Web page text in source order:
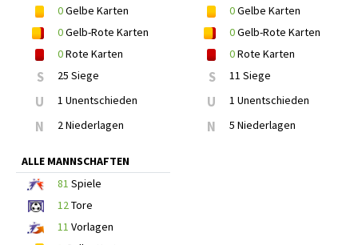
0Gelbe Karten
0Gelb-Rote Karten
0Rote Karten
S 25 Siege
U 1 Unentschieden
N 2 Niederlagen
0Gelbe Karten
0Gelb-Rote Karten
0Rote Karten
S 11 Siege
U 1 Unentschieden
N 5 Niederlagen
ALLE MANNSCHAFTEN
81 Spiele
12Tore
11 Vorlagen